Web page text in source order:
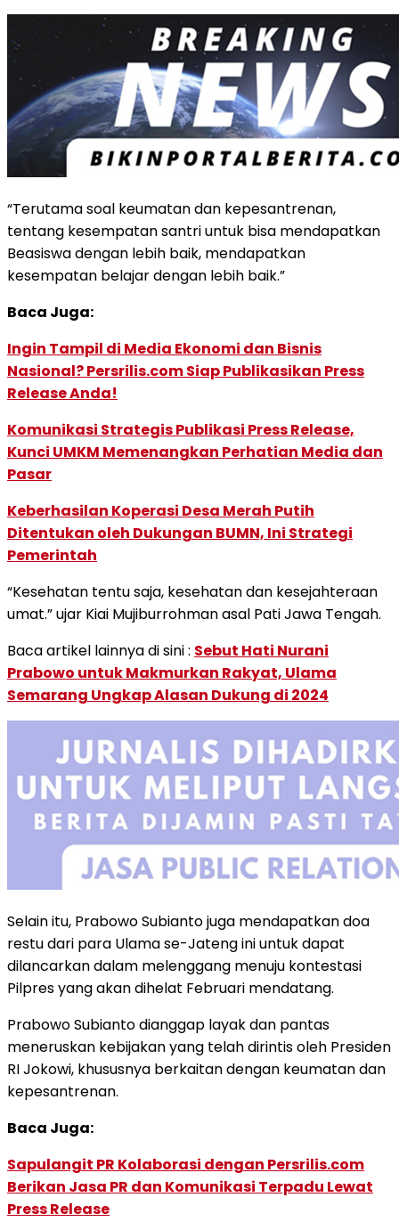
“Terutama soal keumatan dan kepesantrenan,
tentang kesempatan santri untuk bisa mendapatkan
Beasiswa dengan lebih baik, mendapatkan
kesempatan belajar dengan lebih baik.”
Baca Juga:
Ingin Tampil di Media Ekonomi dan Bisnis
Nasional? Persrilis.com Siap Publikasikan Press
Release Anda!
Komunikasi Strategis Publikasi Press Release,
Kunci UMKM Memenangkan Perhatian Media dan
Pasar
Keberhasilan Koperasi Desa Merah Putih
Ditentukan oleh Dukungan BUMN, Ini Strategi
Pemerintah
“Kesehatan tentu saja, kesehatan dan kesejahteraan
umat.” ujar Kiai Mujiburrohman asal Pati Jawa Tengah.
Baca artikel lainnya di sini : Sebut Hati Nurani
Prabowo untuk Makmurkan Rakyat, Ulama
Semarang Ungkap Alasan Dukung di 2024
Selain itu, Prabowo Subianto juga mendapatkan doa
restu dari para Ulama se-Jateng ini untuk dapat
dilancarkan dalam melenggang menuju kontestasi
Pilpres yang akan dihelat Februari mendatang.
Prabowo Subianto dianggap layak dan pantas
meneruskan kebijakan yang telah dirintis oleh Presiden
RI Jokowi, khususnya berkaitan dengan keumatan dan
kepesantrenan.
Baca Juga:
Sapulangit PR Kolaborasi dengan Persrilis.com
Berikan Jasa PR dan Komunikasi Terpadu Lewat
Press Release